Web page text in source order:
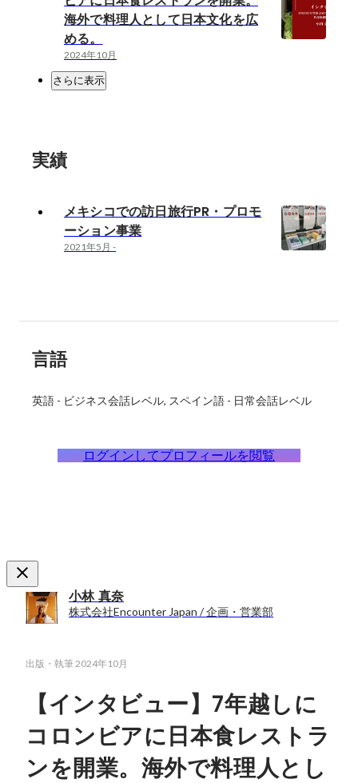
海外で料理人として日本文化を広
める。
2024年10月
さらに表示
実績
メキシコでの訪日旅行PR・プロモ
ーション事業
2021年5月 -
言語
英語 - ビジネス会話レベル スペイン語 - 日常会話レベル
ログインしてプロフィールを閲覧
小林 真奈
株式会社Encounter Japan / 企画・営業部
出版・執筆 2024年10月
【インタビュー】7年越しに
コロンビアに日本食レストラ
ンを開業。海外で料理人とし